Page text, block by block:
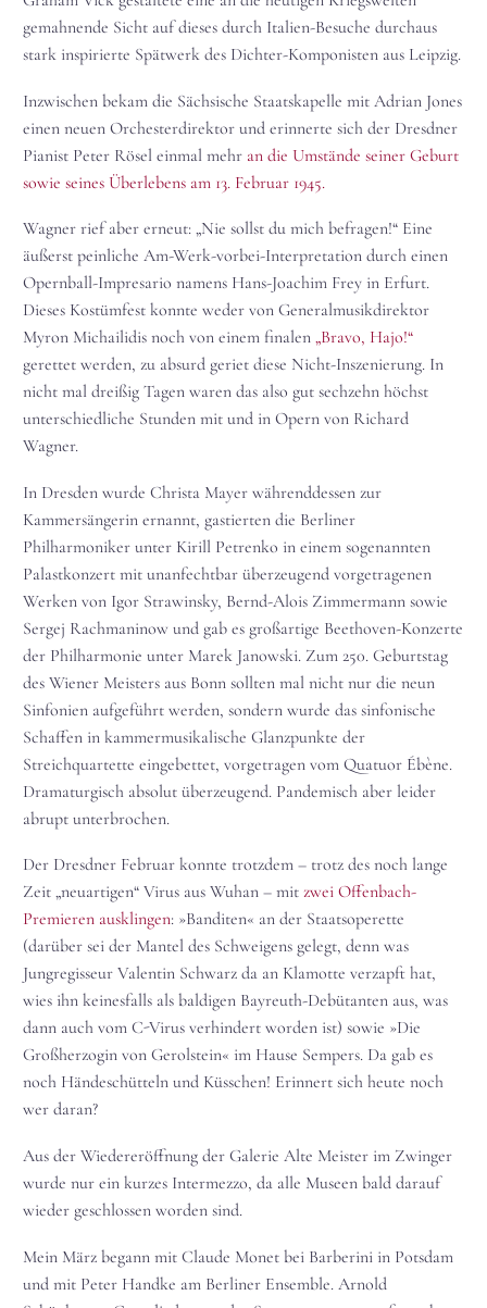
gemahnende Sicht auf dieses durch Italien-Besuche durchaus
stark inspirierte Spätwerk des Dichter-Komponisten aus Leipzig.
Inzwischen bekam die Sächsische Staatskapelle mit Adrian Jones
einen neuen Orchesterdirektor und erinnerte sich der Dresdner
Pianist Peter Rösel einmal mehr an die Umstände seiner Geburt
sowie seines Überlebens am 13. Februar 1945.
Wagner rief aber erneut: „Nie sollst du mich befragen!“ Eine
äußerst peinliche Am-Werk-vorbei-Interpretation durch einen
Opernball-Impresario namens Hans-Joachim Frey in Erfurt.
Dieses Kostümfest konnte weder von Generalmusikdirektor
Myron Michailidis noch von einem finalen „Bravo, Hajo!“
gerettet werden, zu absurd geriet diese Nicht-Inszenierung. In
nicht mal dreißig Tagen waren das also gut sechzehn höchst
unterschiedliche Stunden mit und in Opern von Richard
Wagner.
In Dresden wurde Christa Mayer währenddessen zur
Kammersängerin ernannt, gastierten die Berliner
Philharmoniker unter Kirill Petrenko in einem sogenannten
Palastkonzert mit unanfechtbar überzeugend vorgetragenen
Werken von Igor Strawinsky, Bernd-Alois Zimmermann sowie
Sergej Rachmaninow und gab es großartige Beethoven-Konzerte
der Philharmonie unter Marek Janowski. Zum 250. Geburtstag
des Wiener Meisters aus Bonn sollten mal nicht nur die neun
Sinfonien aufgeführt werden, sondern wurde das sinfonische
Schaffen in kammermusikalische Glanzpunkte der
Streichquartette eingebettet, vorgetragen vom Quatuor Ébène.
Dramaturgisch absolut überzeugend. Pandemisch aber leider
abrupt unterbrochen.
Der Dresdner Februar konnte trotzdem – trotz des noch lange
Zeit „neuartigen“ Virus aus Wuhan – mit zwei Offenbach-
Premieren ausklingen: »Banditen« an der Staatsoperette
(darüber sei der Mantel des Schweigens gelegt, denn was
Jungregisseur Valentin Schwarz da an Klamotte verzapft hat,
wies ihn keinesfalls als baldigen Bayreuth-Debütanten aus, was
dann auch vom C-Virus verhindert worden ist) sowie »Die
Großherzogin von Gerolstein« im Hause Sempers. Da gab es
noch Händeschütteln und Küsschen! Erinnert sich heute noch
wer daran?
Aus der Wiedereröffnung der Galerie Alte Meister im Zwinger
wurde nur ein kurzes Intermezzo, da alle Museen bald darauf
wieder geschlossen worden sind.
Mein März begann mit Claude Monet bei Barberini in Potsdam
und mit Peter Handke am Berliner Ensemble. Arnold